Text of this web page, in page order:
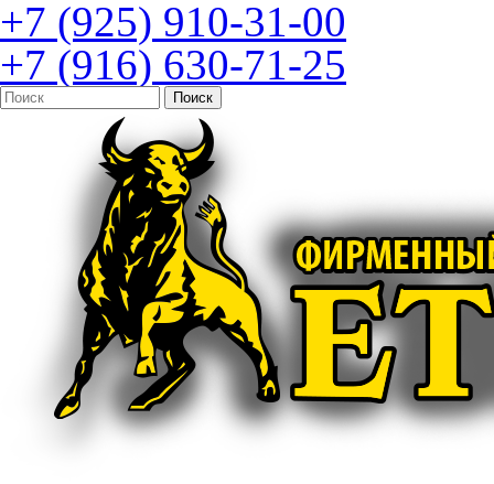
+7 (925) 910-31-00
+7 (916) 630-71-25